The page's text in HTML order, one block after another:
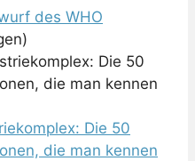
des WHO
Die 50
die man kennen